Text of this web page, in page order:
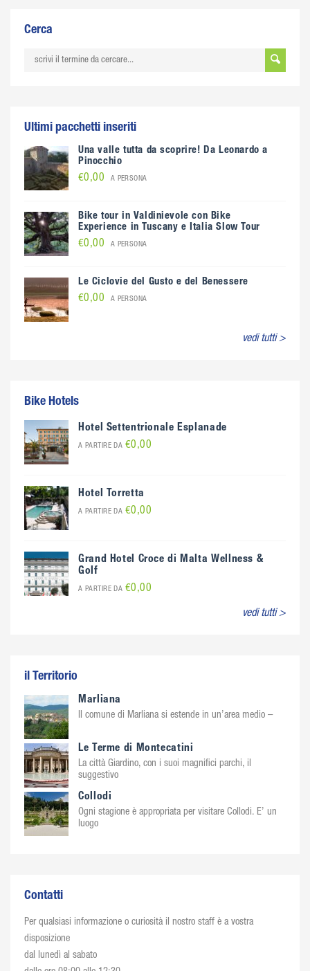
Cerca
Ultimi pacchetti inseriti
Una valle tutta da scoprire! Da Leonardo a
Pinocchio
€0,00 A PERSONA
Bike tour in Valdinievole con Bike
Experience in Tuscany e Italia Slow Tour
€0,00 A PERSONA
Le Ciclovie del Gusto e del Benessere
€0,00 A PERSONA
vedi tutti >
Bike Hotels
Hotel Settentrionale Esplanade
A PARTIRE DA €0,00
Hotel Torretta
A PARTIRE DA €0,00
Grand Hotel Croce di Malta Wellness &
Golf
A PARTIRE DA €0,00
vedi tutti >
il Territorio
Marliana
Il comune di Marliana si estende in un’area medio –
Le Terme di Montecatini
La città Giardino, con i suoi magnifici parchi, il
suggestivo
Collodi
Ogni stagione è appropriata per visitare Collodi. E’ un
luogo
Contatti
Per qualsiasi informazione o curiosità il nostro staff è a vostra
disposizione
dal lunedì al sabato